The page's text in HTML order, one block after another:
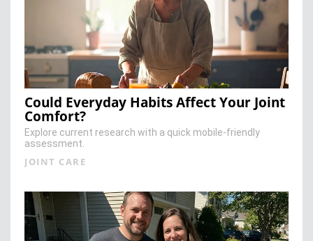
Could Everyday Habits Affect Your Joint
Comfort?
Explore current research with a quick mobile-friendly
assessment.
JOINT CARE